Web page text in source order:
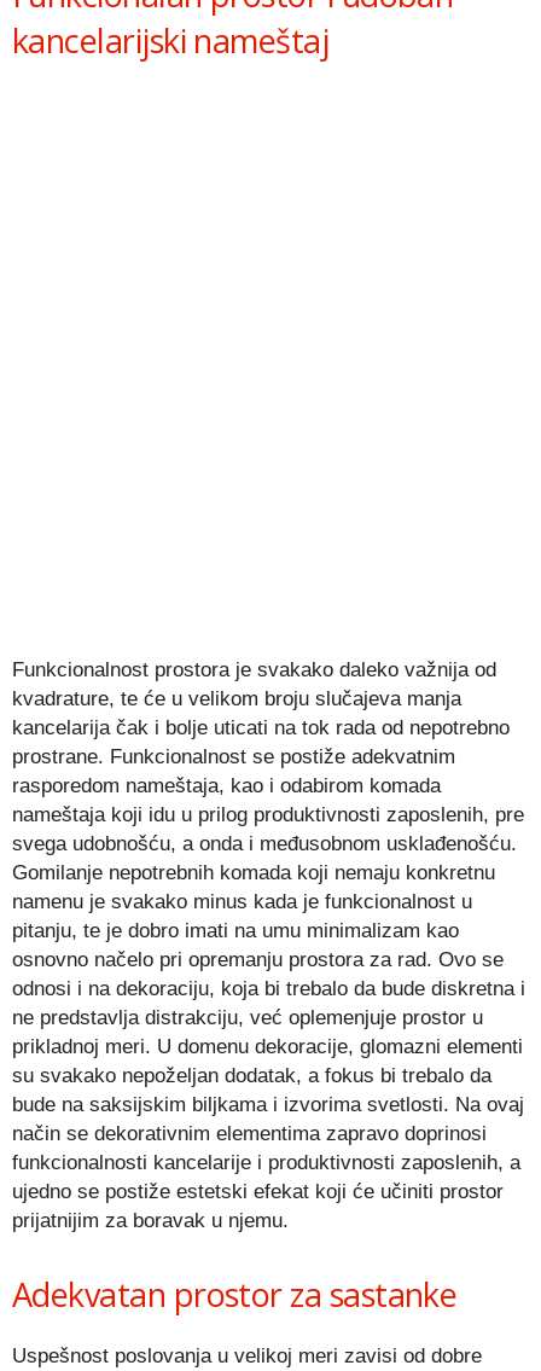
kancelarijski nameštaj
Funkcionalnost prostora je svakako daleko važnija od
kvadrature, te će u velikom broju slučajeva manja
kancelarija čak i bolje uticati na tok rada od nepotrebno
prostrane. Funkcionalnost se postiže adekvatnim
rasporedom nameštaja, kao i odabirom komada
nameštaja koji idu u prilog produktivnosti zaposlenih, pre
svega udobnošću, a onda i međusobnom usklađenošću.
Gomilanje nepotrebnih komada koji nemaju konkretnu
namenu je svakako minus kada je funkcionalnost u
pitanju, te je dobro imati na umu minimalizam kao
osnovno načelo pri opremanju prostora za rad. Ovo se
odnosi i na dekoraciju, koja bi trebalo da bude diskretna i
ne predstavlja distrakciju, već oplemenjuje prostor u
prikladnoj meri. U domenu dekoracije, glomazni elementi
su svakako nepoželjan dodatak, a fokus bi trebalo da
bude na saksijskim biljkama i izvorima svetlosti. Na ovaj
način se dekorativnim elementima zapravo doprinosi
funkcionalnosti kancelarije i produktivnosti zaposlenih, a
ujedno se postiže estetski efekat koji će učiniti prostor
prijatnijim za boravak u njemu.
Adekvatan prostor za sastanke
Uspešnost poslovanja u velikoj meri zavisi od dobre